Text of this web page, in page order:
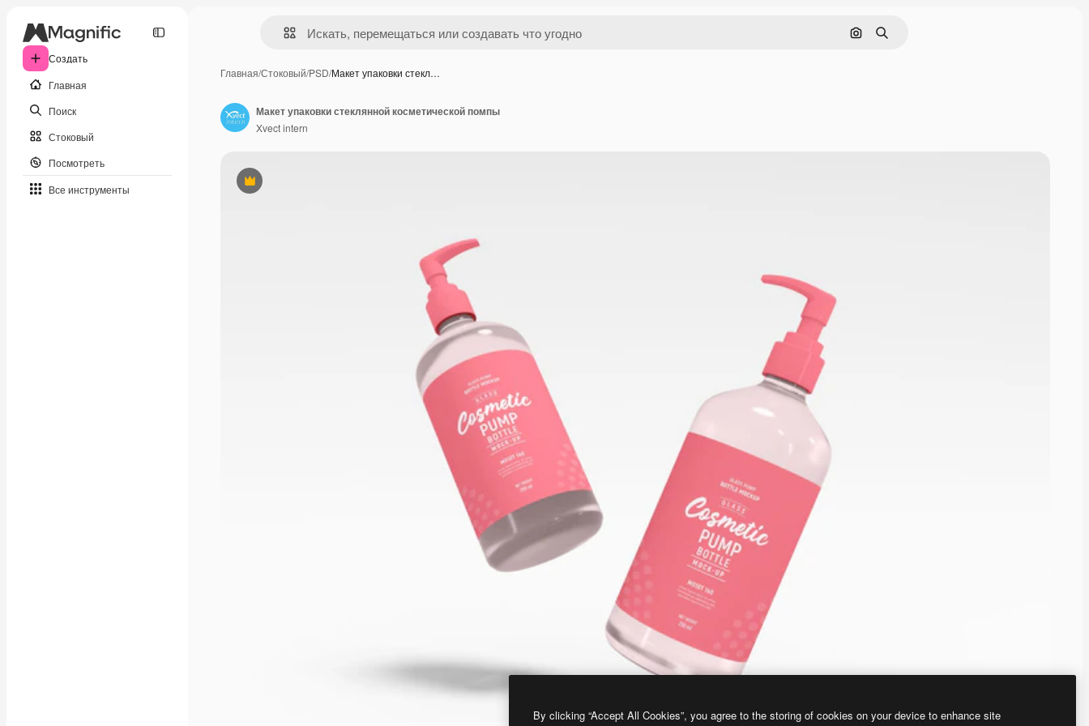
Создать
Главная
Поиск
Стоковый
Посмотреть
Все инструменты
Поиск по изображению
Поиск
Главная/Стоковый/PSD/Макет упаковки стекл…
Премиум
Макет упаковки стеклянной косметической помпы
Xvect intern
By clicking “Accept All Cookies”, you agree to the storing of cookies on your device to enhance site